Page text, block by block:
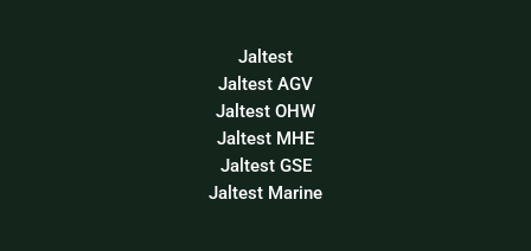
Jaltest
Jaltest AGV
Jaltest OHW
Jaltest MHE
Jaltest GSE
Jaltest Marine